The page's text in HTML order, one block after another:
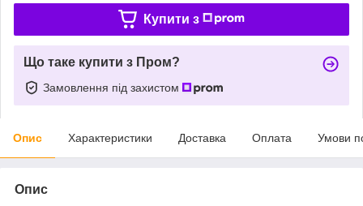
Купити з
Що таке купити з Пром?
Замовлення під захистом
Опис Характеристики Доставка Оплата Умови
Опис